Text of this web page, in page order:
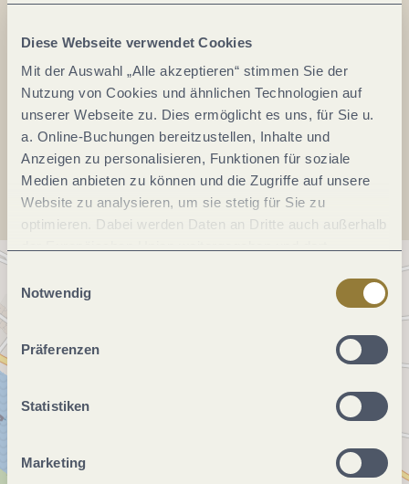
Diese Webseite verwendet Cookies
Mit der Auswahl „Alle akzeptieren“ stimmen Sie der
Nutzung von Cookies und ähnlichen Technologien auf
unserer Webseite zu. Dies ermöglicht es uns, für Sie u.
a. Online-Buchungen bereitzustellen, Inhalte und
Anzeigen zu personalisieren, Funktionen für soziale
Medien anbieten zu können und die Zugriffe auf unsere
Website zu analysieren, um sie stetig für Sie zu
optimieren. Dabei werden Daten an Dritte auch außerhalb
jederzeit widerrufen werden. Mit der Auswahl "Alle
ablehnen" kann es zu Beeinträchtigungen in der Nutzung
Notwendig
Präferenzen
Statistiken
Marketing
Kinheim / Kindel - Winzerhöfe
Anreise planen